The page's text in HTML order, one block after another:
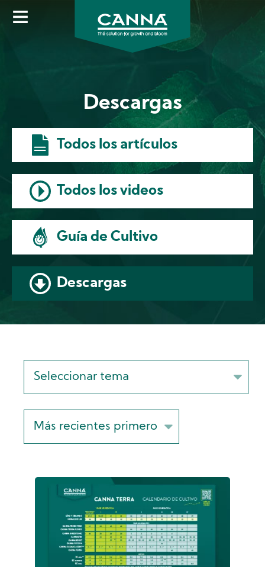
Skip
Descargas
Todos los artículos
Todos los videos
Guía de Cultivo
Descargas